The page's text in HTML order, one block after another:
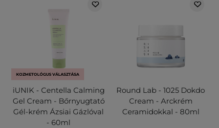
KOZMETOLÓGUS VÁLASZTÁSA
iUNIK - Centella Calming
Gel Cream - Bőrnyugtató
Gél-krém Ázsiai Gázlóval
- 60ml
Round Lab - 1025 Dokdo
Cream - Arckrém
Ceramidokkal - 80ml